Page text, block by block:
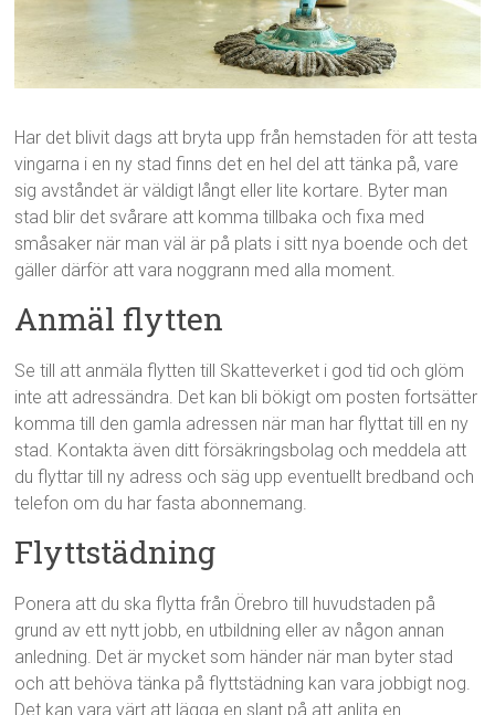
Har det blivit dags att bryta upp från hemstaden för att testa
vingarna i en ny stad finns det en hel del att tänka på, vare
sig avståndet är väldigt långt eller lite kortare. Byter man
stad blir det svårare att komma tillbaka och fixa med
småsaker när man väl är på plats i sitt nya boende och det
gäller därför att vara noggrann med alla moment.
Anmäl flytten
Se till att anmäla flytten till Skatteverket i god tid och glöm
inte att adressändra. Det kan bli bökigt om posten fortsätter
komma till den gamla adressen när man har flyttat till en ny
stad. Kontakta även ditt försäkringsbolag och meddela att
du flyttar till ny adress och säg upp eventuellt bredband och
telefon om du har fasta abonnemang.
Flyttstädning
Ponera att du ska flytta från Örebro till huvudstaden på
grund av ett nytt jobb, en utbildning eller av någon annan
anledning. Det är mycket som händer när man byter stad
och att behöva tänka på flyttstädning kan vara jobbigt nog.
Det kan vara värt att lägga en slant på att anlita en